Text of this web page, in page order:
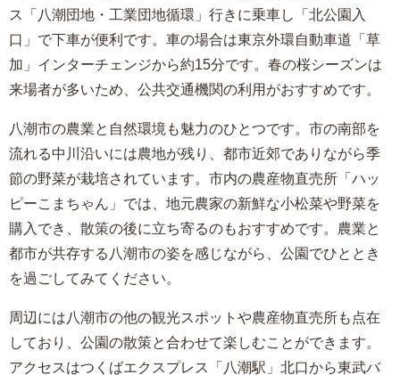
ス「八潮団地・工業団地循環」行きに乗車し「北公園入
口」で下車が便利です。車の場合は東京外環自動車道「草
加」インターチェンジから約15分です。春の桜シーズンは
来場者が多いため、公共交通機関の利用がおすすめです。
八潮市の農業と自然環境も魅力のひとつです。市の南部を
流れる中川沿いには農地が残り、都市近郊でありながら季
節の野菜が栽培されています。市内の農産物直売所「ハッ
ピーこまちゃん」では、地元農家の新鮮な小松菜や野菜を
購入でき、散策の後に立ち寄るのもおすすめです。農業と
都市が共存する八潮市の姿を感じながら、公園でひととき
を過ごしてみてください。
周辺には八潮市の他の観光スポットや農産物直売所も点在
しており、公園の散策と合わせて楽しむことができます。
アクセスはつくばエクスプレス「八潮駅」北口から東武バ